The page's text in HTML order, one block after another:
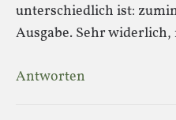
unterschiedlich ist:
Ausgabe. Sehr
Antworten